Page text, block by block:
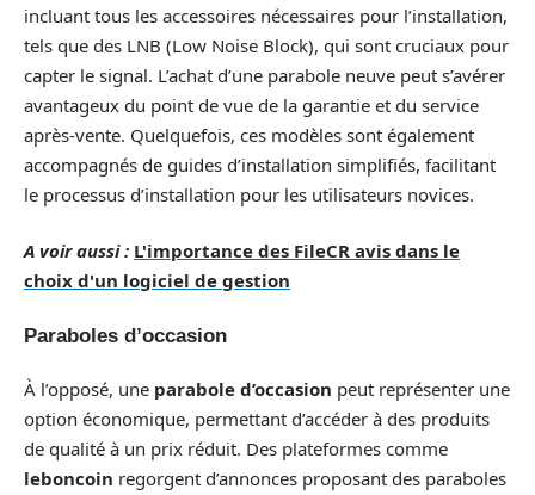
incluant tous les accessoires nécessaires pour l’installation,
tels que des LNB (Low Noise Block), qui sont cruciaux pour
capter le signal. L’achat d’une parabole neuve peut s’avérer
avantageux du point de vue de la garantie et du service
après-vente. Quelquefois, ces modèles sont également
accompagnés de guides d’installation simplifiés, facilitant
le processus d’installation pour les utilisateurs novices.
A voir aussi : L'importance des FileCR avis dans le
choix d'un logiciel de gestion
Paraboles d’occasion
À l’opposé, une parabole d’occasion peut représenter une
option économique, permettant d’accéder à des produits
de qualité à un prix réduit. Des plateformes comme
leboncoin regorgent d’annonces proposant des paraboles